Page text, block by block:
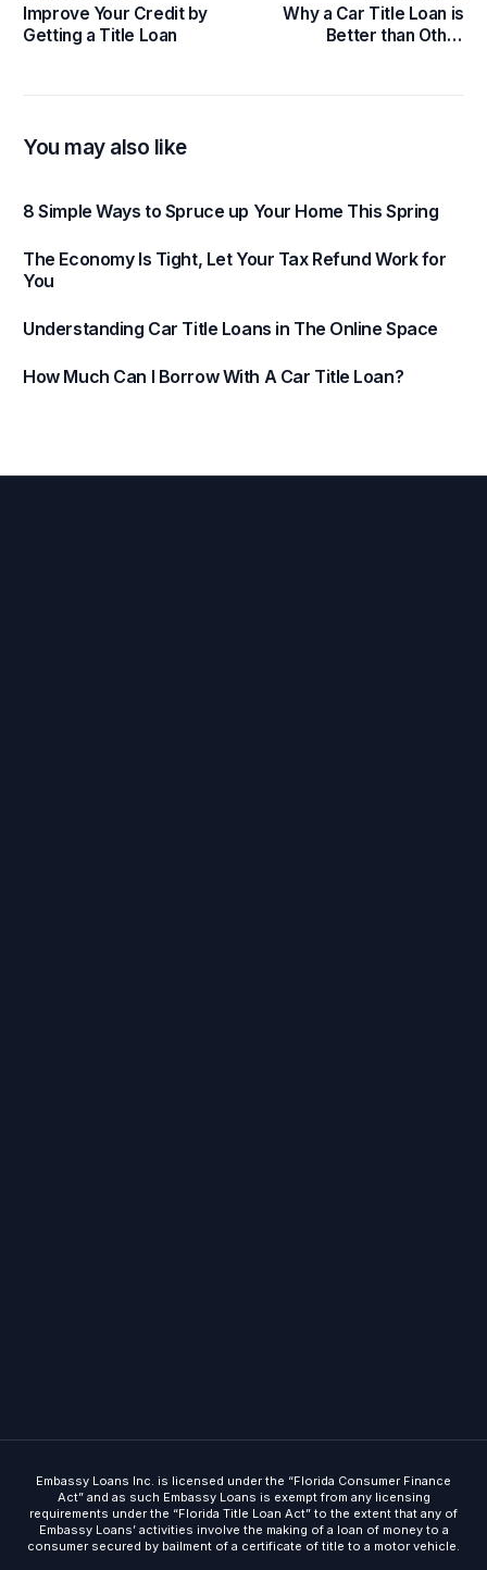
Improve Your Credit by
Getting a Title Loan
Why a Car Title Loan is
Better than Other
You may also like
8 Simple Ways to Spruce up Your Home This Spring
The Economy Is Tight, Let Your Tax Refund Work for
You
Understanding Car Title Loans in The Online Space
How Much Can I Borrow With A Car Title Loan?
Embassy Loans Inc. is licensed under the “Florida Consumer Finance
Act” and as such Embassy Loans is exempt from any licensing
requirements under the “Florida Title Loan Act” to the extent that any of
Embassy Loans’ activities involve the making of a loan of money to a
consumer secured by bailment of a certificate of title to a motor vehicle.